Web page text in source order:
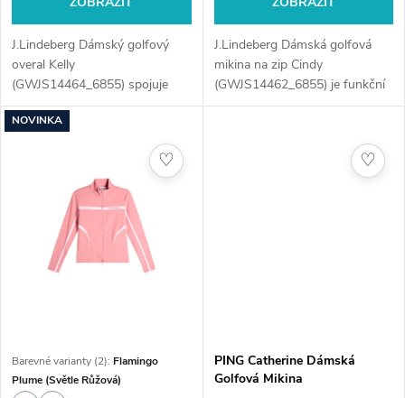
J.Lindeberg Dámský golfový
overal Kelly
(GWJS14464_6855) spojuje
sportovní funkčnost s
výrazným moderním stylem.
poskytuje komfort, volnost
J.Lindeberg Dámská golfová
mikina na zip Cindy
(GWJS14462_6855) je funkční
a elegantní vrstva pro golf v
pružný materiál poskytuje
NOVINKA
Barevné varianty (2): Flamingo
Plume (Světle Růžová)
♡
PING Catherine Dámská
Golfová Mikina
♡